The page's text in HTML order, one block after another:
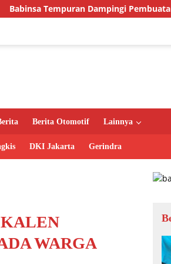
Dampingi Pembuatan Sumur Gali,
Berita Otomotif Lainnya
DKI Jakarta Gerindra
WARGA